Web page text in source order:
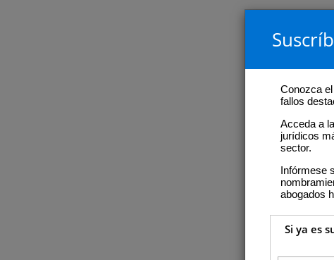
Conozca
fallos
Acceda a
jurídicos
sector.
Infórmese
abogados
Si ya es